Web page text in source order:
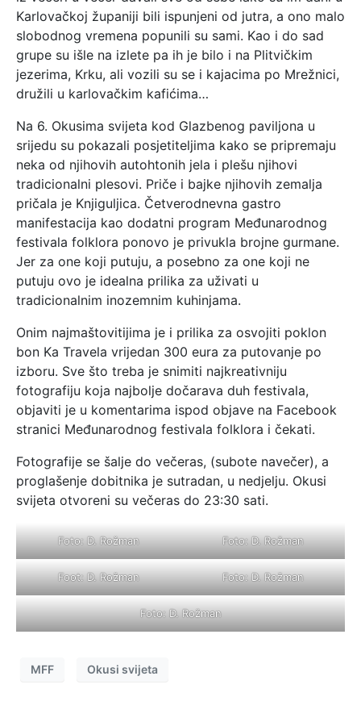
Karlovačkoj županiji bili ispunjeni od jutra, a ono malo
slobodnog vremena popunili su sami. Kao i do sad
grupe su išle na izlete pa ih je bilo i na Plitvičkim
jezerima, Krku, ali vozili su se i kajacima po Mrežnici,
družili u karlovačkim kafićima…
Na 6. Okusima svijeta kod Glazbenog paviljona u
srijedu su pokazali posjetiteljima kako se pripremaju
neka od njihovih autohtonih jela i plešu njihovi
tradicionalni plesovi. Priče i bajke njihovih zemalja
pričala je Knjiguljica. Četverodnevna gastro
manifestacija kao dodatni program Međunarodnog
festivala folklora ponovo je privukla brojne gurmane.
Jer za one koji putuju, a posebno za one koji ne
putuju ovo je idealna prilika za uživati u
tradicionalnim inozemnim kuhinjama.
Onim najmaštovitijima je i prilika za osvojiti poklon
bon Ka Travela vrijedan 300 eura za putovanje po
izboru. Sve što treba je snimiti najkreativniju
fotografiju koja najbolje dočarava duh festivala,
objaviti je u komentarima ispod objave na Facebook
stranici Međunarodnog festivala folklora i čekati.
Fotografije se šalje do večeras, (subote navečer), a
proglašenje dobitnika je sutradan, u nedjelju. Okusi
svijeta otvoreni su večeras do 23:30 sati.
Foto: D. Rožman Foto: D. Rožman
Foot: D. Rožman Foto: D. Rožman
Foto: D. Rožman
MFF Okusi svijeta